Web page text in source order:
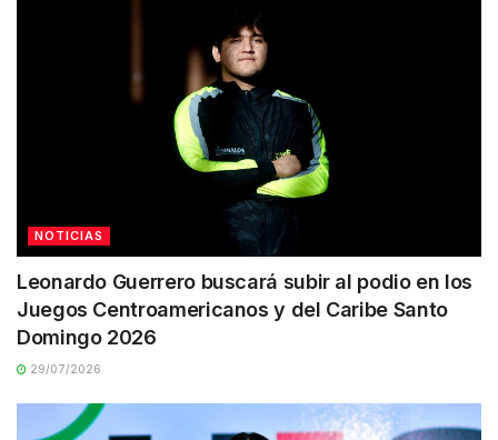
NOTICIAS
Leonardo Guerrero buscará subir al podio en los
Juegos Centroamericanos y del Caribe Santo
Domingo 2026
29/07/2026